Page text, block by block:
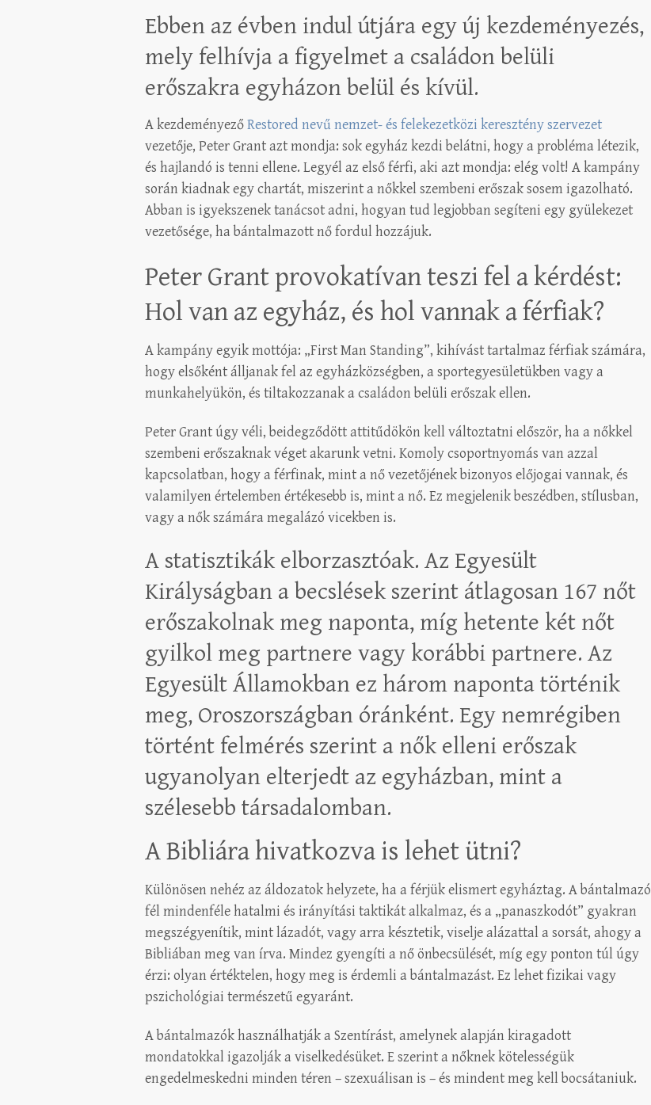
Ebben az évben indul útjára egy új kezdeményezés,
mely felhívja a figyelmet a családon belüli
erőszakra egyházon belül és kívül.
A kezdeményezőRestored nevű nemzet- és felekezetközi keresztény szervezet
vezetője, Peter Grant azt mondja: sok egyház kezdi belátni, hogy a probléma létezik,
és hajlandó is tenni ellene. Legyél az első férfi, aki azt mondja: elég volt! A kampány
során kiadnak egy chartát, miszerint a nőkkel szembeni erőszak sosem igazolható.
Abban is igyekszenek tanácsot adni, hogyan tud legjobban segíteni egy gyülekezet
vezetősége, ha bántalmazott nő fordul hozzájuk.
Peter Grant provokatívan teszi fel a kérdést:
Hol van az egyház, és hol vannak a férfiak?
A kampány egyik mottója: „First Man Standing”, kihívást tartalmaz férfiak számára,
hogy elsőként álljanak fel az egyházközségben, a sportegyesületükben vagy a
munkahelyükön, és tiltakozzanak a családon belüli erőszak ellen.
Peter Grant úgy véli, beidegződött attitűdökön kell változtatni először, ha a nőkkel
szembeni erőszaknak véget akarunk vetni. Komoly csoportnyomás van azzal
kapcsolatban, hogy a férfinak, mint a nő vezetőjének bizonyos előjogai vannak, és
valamilyen értelemben értékesebb is, mint a nő. Ez megjelenik beszédben, stílusban,
vagy a nők számára megalázó vicekben is.
A statisztikák elborzasztóak. Az Egyesült
Királyságban a becslések szerint átlagosan 167 nőt
erőszakolnak meg naponta, míg hetente két nőt
gyilkol meg partnere vagy korábbi partnere. Az
Egyesült Államokban ez három naponta történik
meg, Oroszországban óránként. Egy nemrégiben
történt felmérés szerint a nők elleni erőszak
ugyanolyan elterjedt az egyházban, mint a
szélesebb társadalomban.
A Bibliára hivatkozva is lehet ütni?
Különösen nehéz az áldozatok helyzete, ha a férjük elismert egyháztag. A bántalmazó
fél mindenféle hatalmi és irányítási taktikát alkalmaz, és a „panaszkodót” gyakran
megszégyenítik, mint lázadót, vagy arra késztetik, viselje alázattal a sorsát, ahogy a
Bibliában meg van írva. Mindez gyengíti a nő önbecsülését, míg egy ponton túl úgy
érzi: olyan értéktelen, hogy meg is érdemli a bántalmazást. Ez lehet fizikai vagy
pszichológiai természetű egyaránt.
A bántalmazók használhatják a Szentírást, amelynek alapján kiragadott
mondatokkal igazolják a viselkedésüket. E szerint a nőknek kötelességük
engedelmeskedni minden téren – szexuálisan is – és mindent meg kell bocsátaniuk.